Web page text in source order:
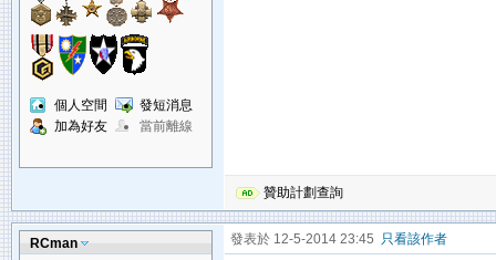
個人空間
發短消息
加為好友
當前離線
贊助計劃查詢
RCman 發表於 12-5-2014 23:45 只看該作者